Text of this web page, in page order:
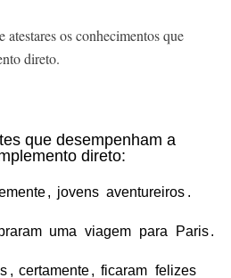
os conhecimentos que
direto.